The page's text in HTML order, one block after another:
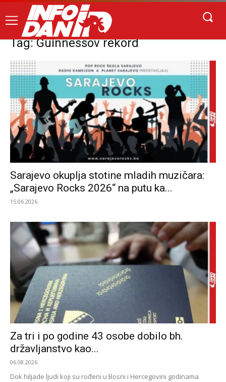
Tag: Guinnessov rekord
Sarajevo okuplja stotine mladih muzičara:
„Sarajevo Rocks 2026“ na putu ka...
15.06.2026.
Za tri i po godine 43 osobe dobilo bh.
državljanstvo kao...
06.08.2026.
Dok hiljade ljudi koji su rođeni u Bosni i Hercegovini godinama